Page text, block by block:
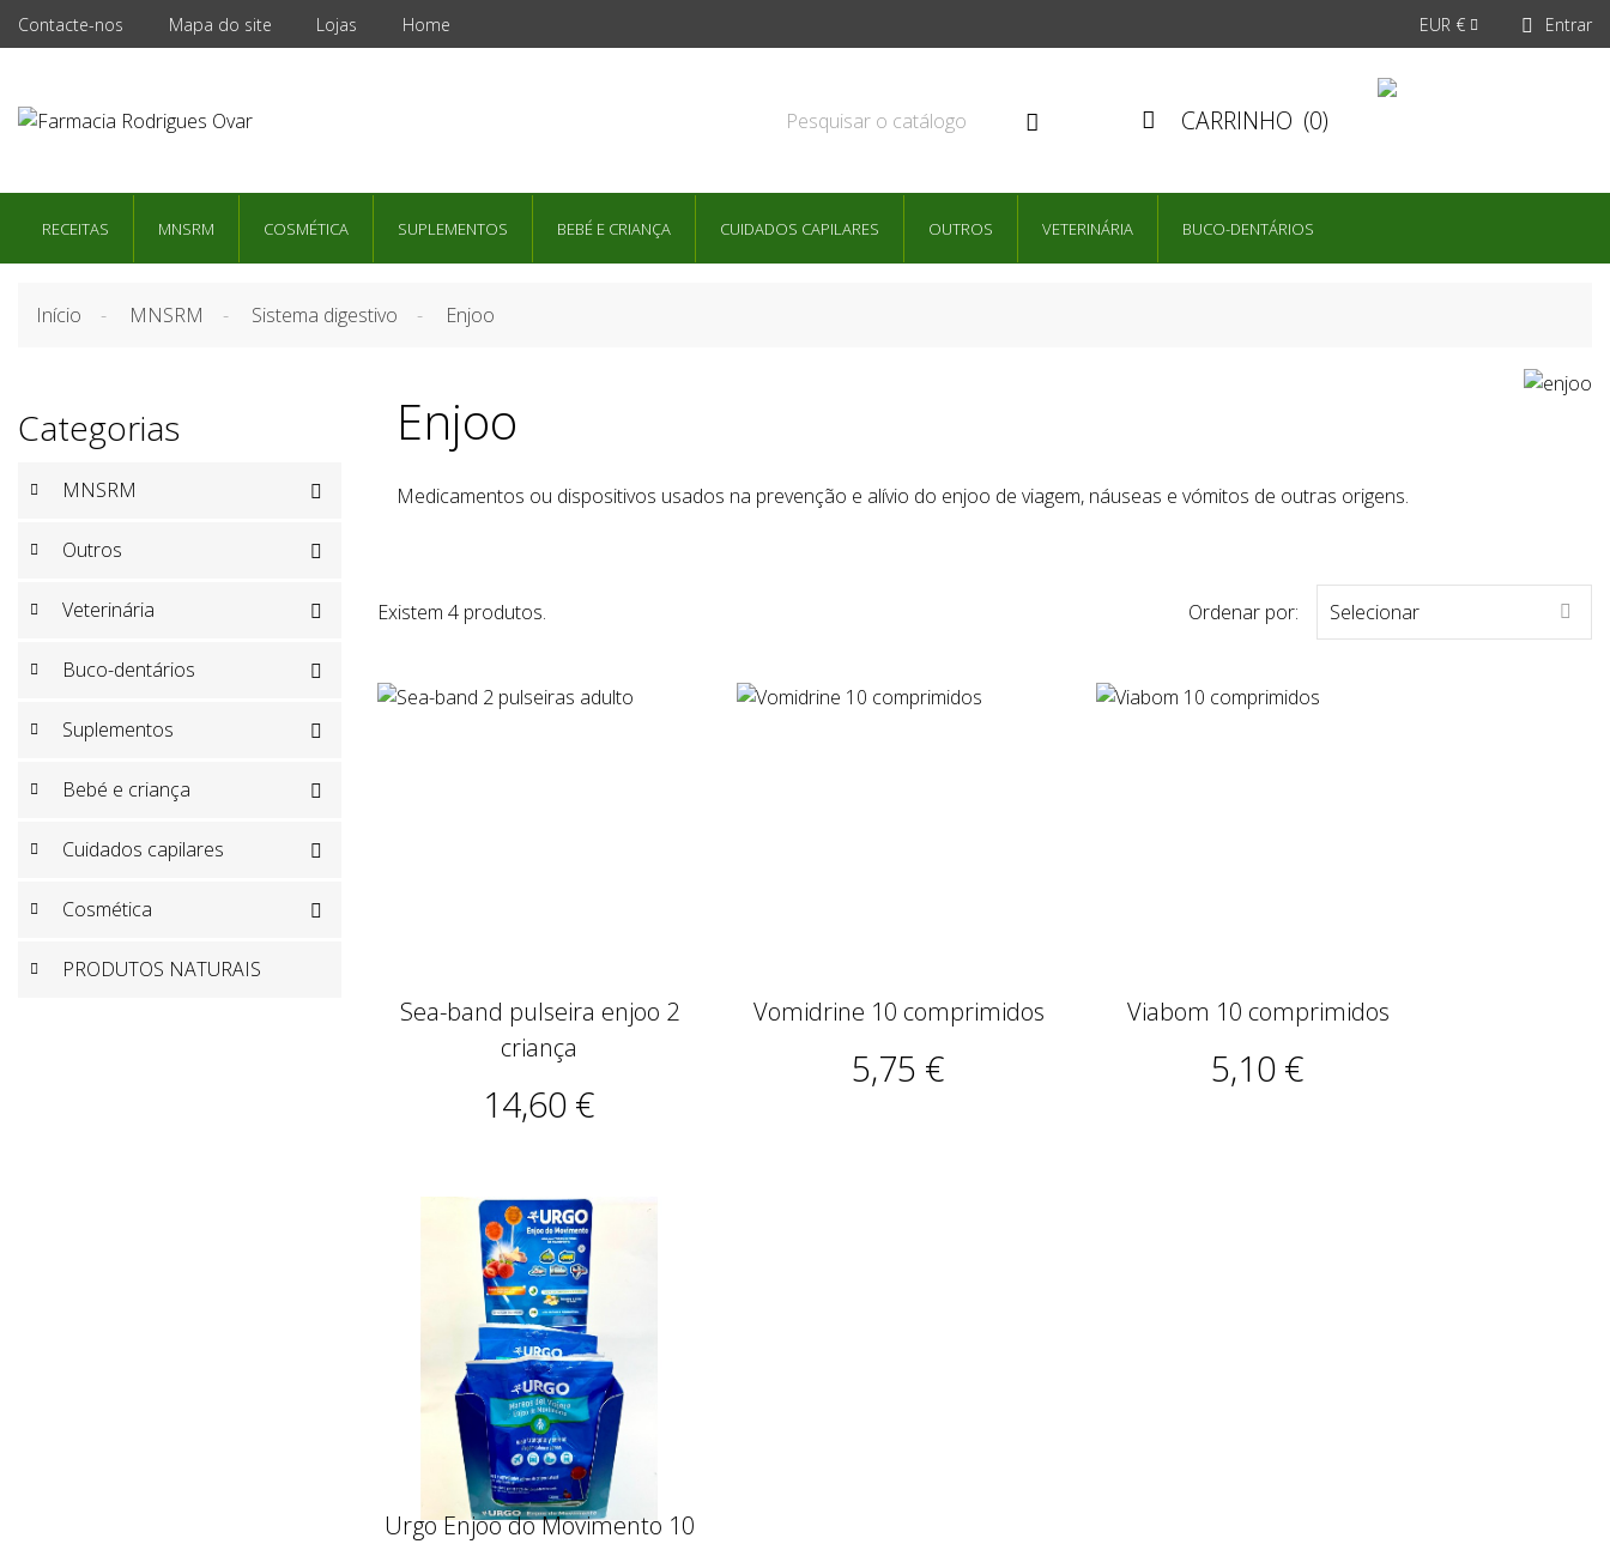
Contacte-nos Mapa do site Lojas Home EUR €   Entrar
  CARRINHO (0)
RECEITAS MNSRM COSMÉTICA SUPLEMENTOS BEBÉ E CRIANÇA CUIDADOS CAPILARES OUTROS VETERINÁRIA BUCO-DENTÁRIOS
Início MNSRM Sistema digestivo Enjoo
Categorias
MNSRM 
Outros 
Veterinária 
Buco-dentários 
Suplementos 
Bebé e criança 
Cuidados capilares 
Cosmética 
PRODUTOS NATURAIS
Enjoo
Medicamentos ou dispositivos usados na prevenção e alívio do enjoo de viagem, náuseas e vómitos de outras origens.
Existem 4 produtos. Ordenar por: Selecionar 
Sea-band pulseira enjoo 2
criança
14,60 €
Vomidrine 10 comprimidos
5,75 €
Viabom 10 comprimidos
5,10 €
Urgo Enjoo do Movimento 10